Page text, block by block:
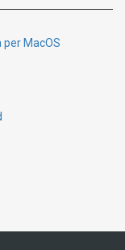
MacOS